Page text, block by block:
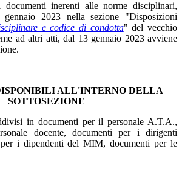
inerenti alle norme disciplinari,
2023 nella sezione "Disposizioni
e codice di condotta" del vecchio
ad altri atti, dal 13 gennaio 2023 avviene
ALL'INTERNO DELLA
SOTTOSEZIONE
in documenti per il personale A.T.A.,
docente, documenti per i dirigenti
i dipendenti del MIM, documenti per le